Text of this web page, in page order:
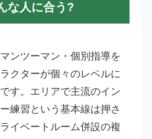
な人に合う?
ンツーマン・個別指導を
クターが個々のレベルに
す。エリアで主流のイン
練習という基本線は押さ
イベートルーム併設の複